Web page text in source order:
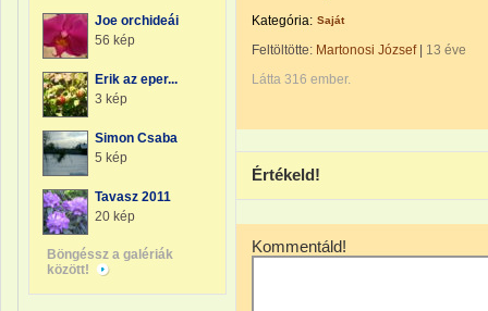
Joe orchideái
56 kép
Erik az eper...
3 kép
Simon Csaba
5 kép
Tavasz 2011
20 kép
Böngéssz a galériák
között!
Kategória: Saját
Feltöltötte: Martonosi József| 13 éve
Látta 316 ember.
Értékeld!
Kommentáld!